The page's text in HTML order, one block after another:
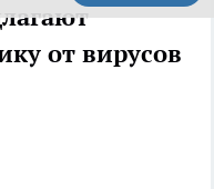
от вирусов